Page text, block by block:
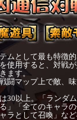
ムとして最も特徴
使用すると、対戦
ます。
闘マップ上で敵、
30以上。「ランダ
」「全てのキャラ
ラとして召喚」な